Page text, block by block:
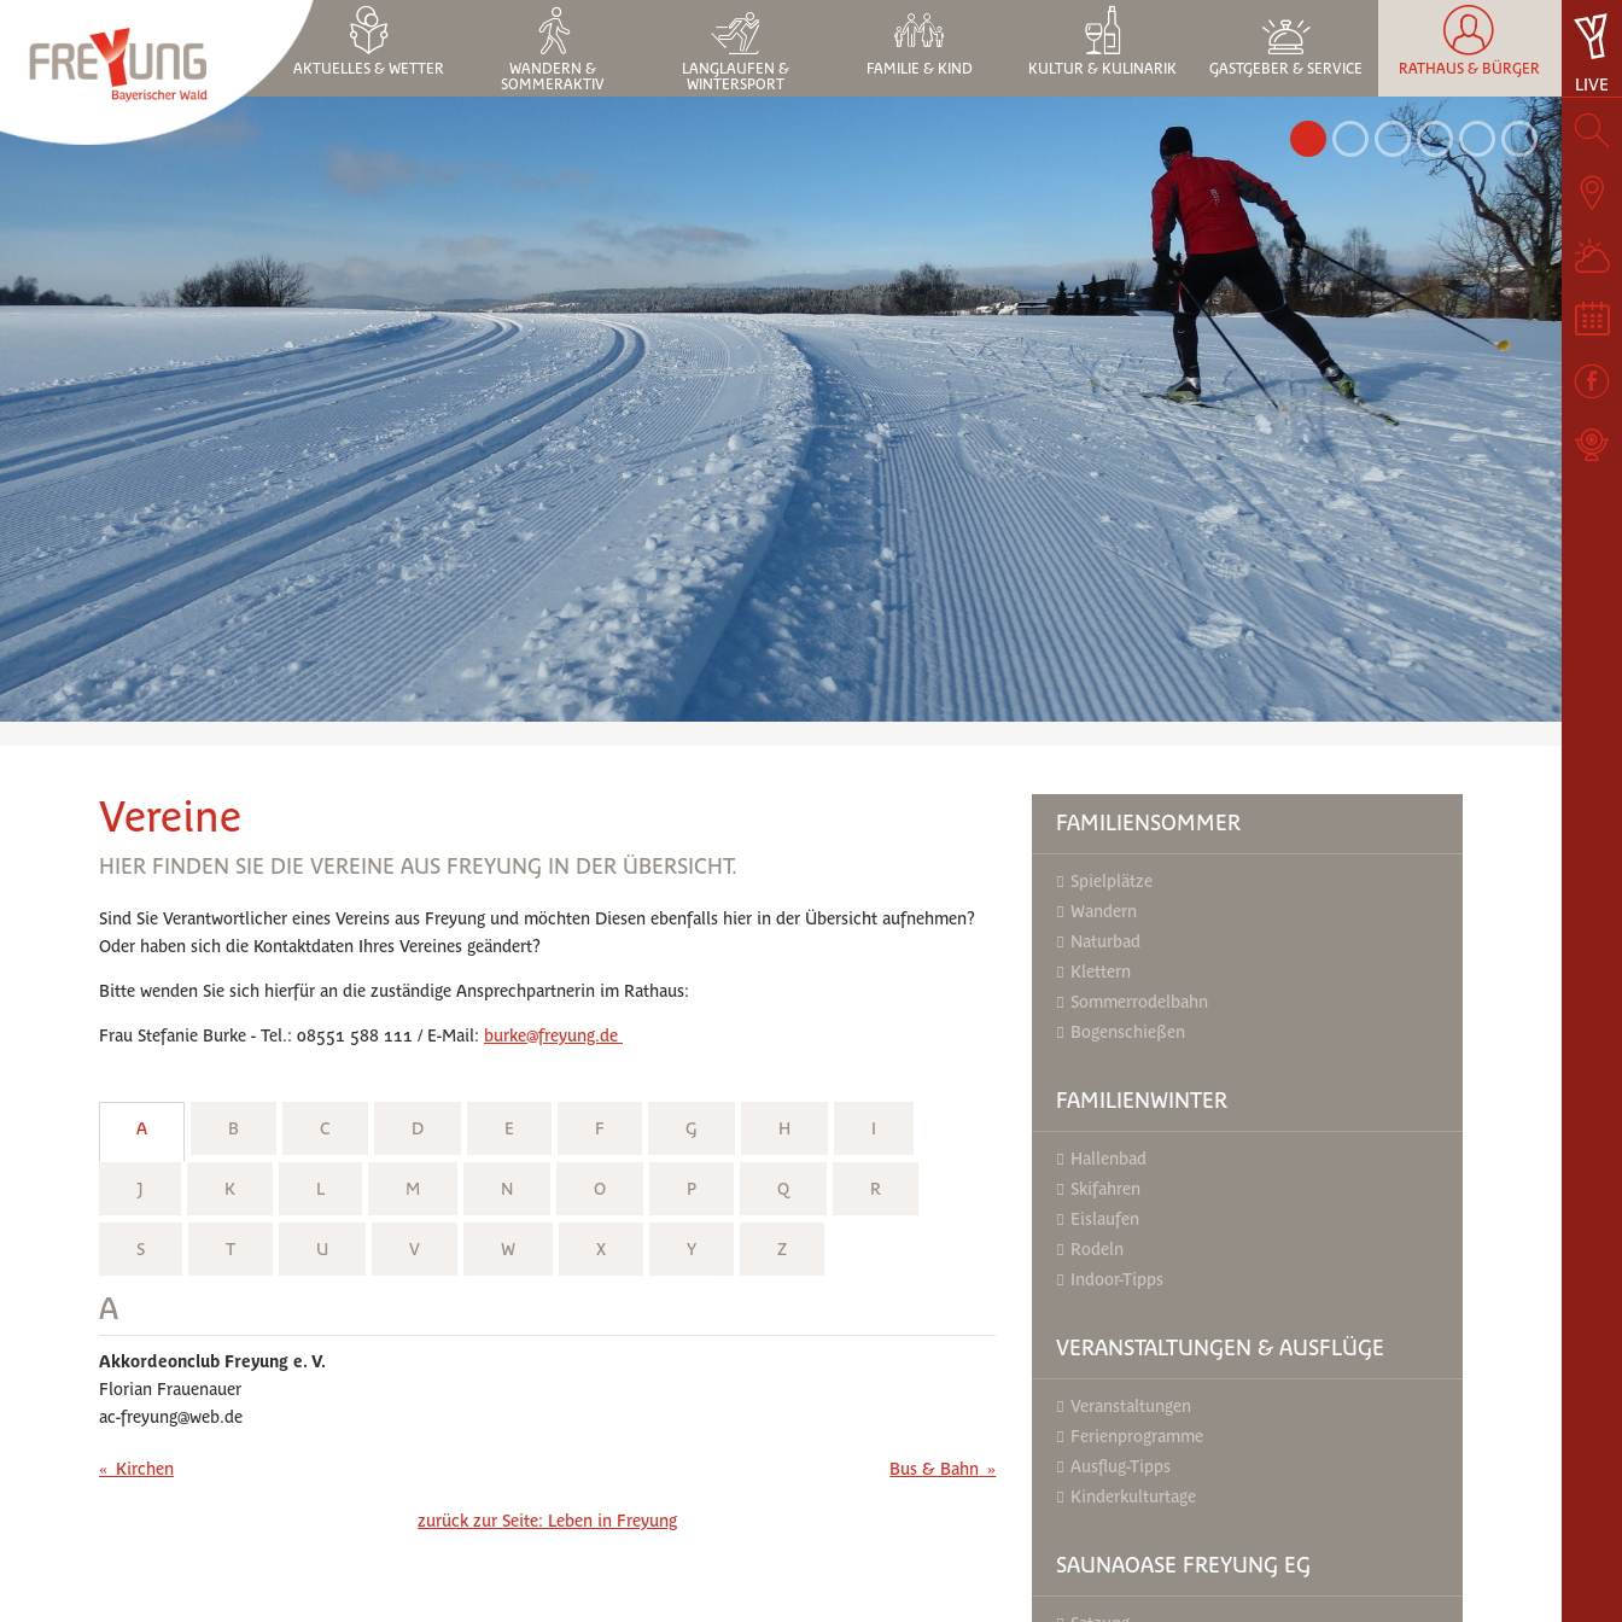
AKTUELLES & WETTER
WANDERN &
SOMMERAKTIV
LANGLAUFEN &
WINTERSPORT
FAMILIE & KIND KULTUR & KULINARIK GASTGEBER & SERVICE RATHAUS & BÜRGER
LIVE
Vereine
HIER FINDEN SIE DIE VEREINE AUS FREYUNG IN DER ÜBERSICHT.
Sind Sie Verantwortlicher eines Vereins aus Freyung und möchten Diesen ebenfalls hier in der Übersicht aufnehmen?
Oder haben sich die Kontaktdaten Ihres Vereines geändert?
Bitte wenden Sie sich hierfür an die zuständige Ansprechpartnerin im Rathaus:
Frau Stefanie Burke - Tel.: 08551 588 111 / E-Mail: burke@freyung.de
A B C D E F G H I
J K L M N O P Q R
S T U V W X Y Z
A
Akkordeonclub Freyung e. V.
Florian Frauenauer
ac-freyung@web.de
« Kirchen Bus & Bahn »
zurück zur Seite: Leben in Freyung
FAMILIENSOMMER
Spielplätze
Wandern
Naturbad
Klettern
Sommerrodelbahn
Bogenschießen
FAMILIENWINTER
Hallenbad
Skifahren
Eislaufen
Rodeln
Indoor-Tipps
VERANSTALTUNGEN & AUSFLÜGE
Veranstaltungen
Ferienprogramme
Ausflug-Tipps
Kinderkulturtage
SAUNAOASE FREYUNG EG